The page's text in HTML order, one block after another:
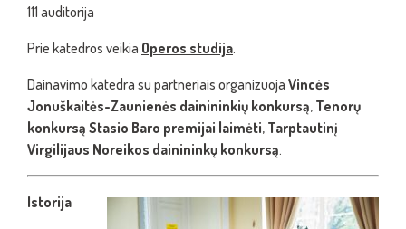
111 auditorija
Prie katedros veikia Operos studija.
Dainavimo katedra su partneriais organizuoja Vincės
Jonuškaitės-Zaunienės dainininkių konkursą, Tenorų
konkursą Stasio Baro premijai laimėti, Tarptautinį
Virgilijaus Noreikos dainininkų konkursą.
Istorija